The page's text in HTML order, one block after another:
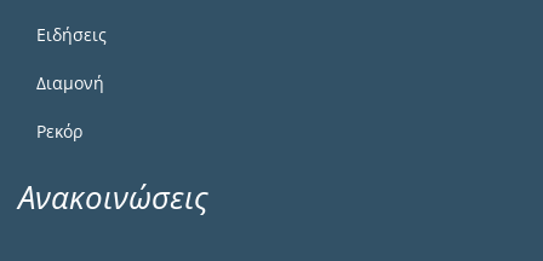
Ειδήσεις
Διαμονή
Ρεκόρ
Ανακοινώσεις